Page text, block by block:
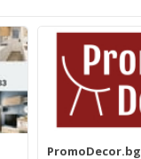
PromoDecor.bg